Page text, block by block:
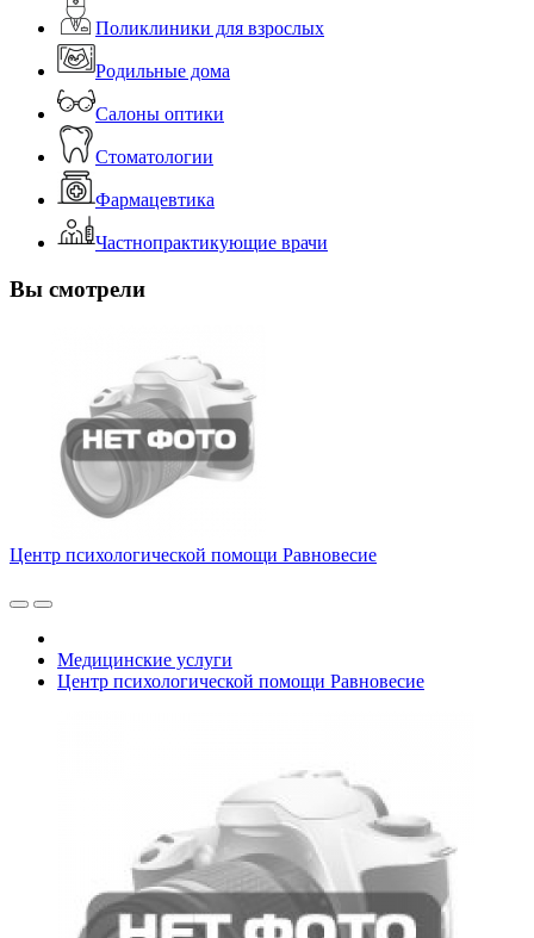
Поликлиники для взрослых
Родильные дома
Салоны оптики
Стоматологии
Фармацевтика
Частнопрактикующие врачи
Вы смотрели
Центр психологической помощи Равновесие
Медицинские услуги
Центр психологической помощи Равновесие